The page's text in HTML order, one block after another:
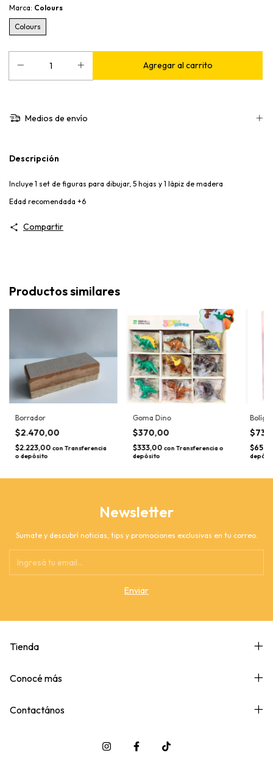
Marca: Colours
Colours
Medios de envío
Descripción
Incluye 1 set de figuras para dibujar, 5 hojas y 1 lápiz de madera
Edad recomendada +6
Compartir
Productos similares
Borrador
$2.470,00
$2.223,00 con Transferencia
o depósito
Goma Dino
$370,00
$333,00 conTransferencia o
depósito
Newsletter
Sumate y descubrí noticias, tips y promociones exclusivas en tu correo.
Tienda
Conocé más
Contactános